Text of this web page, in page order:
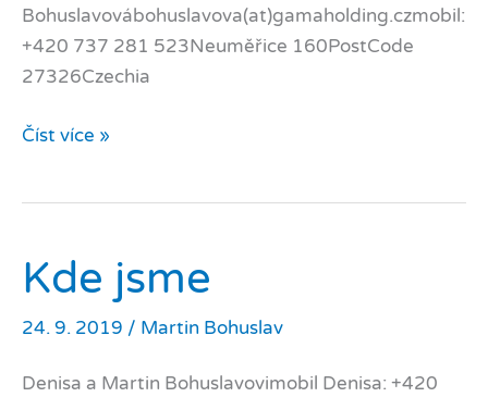
Bohuslavovábohuslavova(at)gamaholding.czmobil:
+420 737 281 523Neuměřice 160PostCode
27326Czechia
Location
Číst více »
Kde jsme
24. 9. 2019 / Martin Bohuslav
Denisa a Martin Bohuslavovimobil Denisa: +420